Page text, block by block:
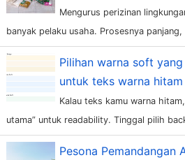
Mengurus perizinan
banyak pelaku usaha. Prosesnya
Pilihan warna soft
untuk teks warna hitam
Kalau teks kamu warna
utama” untuk readability. Tinggal pilih
Pesona Pemandangan